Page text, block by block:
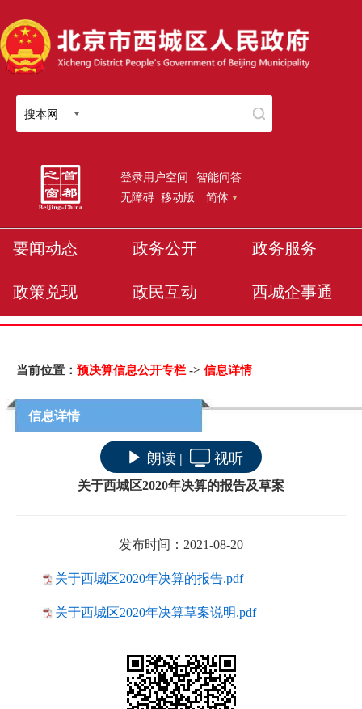
搜本网
登录用户空间 智能问答
无障碍 移动版 简体
要闻动态 政务公开 政务服务
政策兑现 政民互动 西城企事通
当前位置： 预决算信息公开专栏 -> 信息详情
信息详情
朗读 | 视听
关于西城区2020年决算的报告及草案
发布时间：2021-08-20
关于西城区2020年决算的报告.pdf
关于西城区2020年决算草案说明.pdf